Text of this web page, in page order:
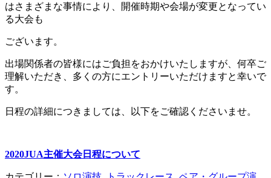
はさまざまな事情により、開催時期や会場が変更となってい
る大会も
ございます。
出場関係者の皆様にはご負担をおかけいたしますが、何卒ご
理解いただき、多くの方にエントリーいただけますと幸いで
す。
日程の詳細につきましては、以下をご確認くださいませ。
2020JUA主催大会日程について